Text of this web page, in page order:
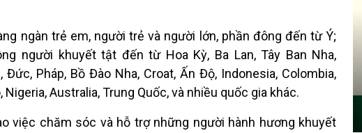
ngàn trẻ em, người trẻ và người lớn, phần đông đến từ Ý;
người khuyết tật đến từ Hoa Kỳ, Ba Lan, Tây Ban Nha,
Đức, Pháp, Bồ Đào Nha, Croat, Ấn Độ, Indonesia, Colombia,
Nigeria, Australia, Trung Quốc, và nhiều quốc gia khác.
việc chăm sóc và hỗ trợ những người hành hương khuyết